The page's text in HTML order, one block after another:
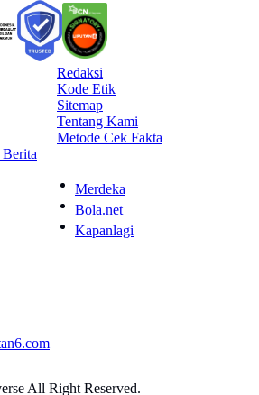
Redaksi
Kode Etik
Sitemap
Tentang Kami
Metode Cek Fakta
Merdeka
Bola.net
Kapanlagi
All Right Reserved.